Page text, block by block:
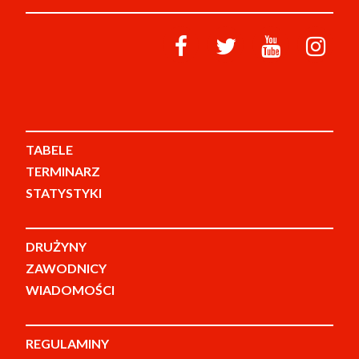
TABELE
TERMINARZ
STATYSTYKI
DRUŻYNY
ZAWODNICY
WIADOMOŚCI
REGULAMINY